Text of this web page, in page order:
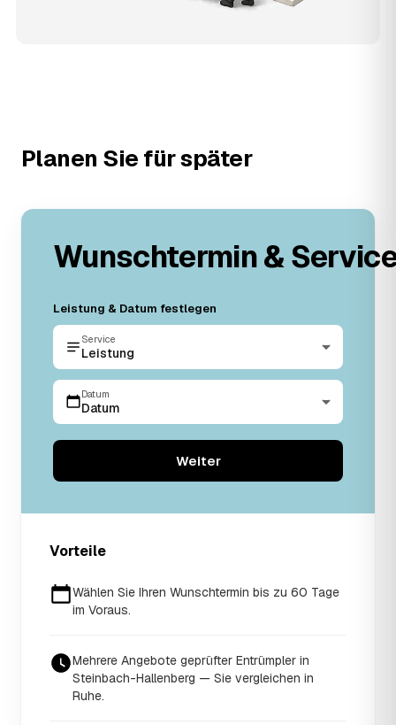
Planen Sie für später
Wunschtermin &
Leistung & Datum festlegen
Service
Leistung
Datum
Datum
Weiter
Vorteile
Wählen Sie Ihren Wunschtermin bis zu 60 Tage
im Voraus.
Mehrere Angebote geprüfter Entrümpler in
Steinbach-Hallenberg — Sie vergleichen in
Ruhe.